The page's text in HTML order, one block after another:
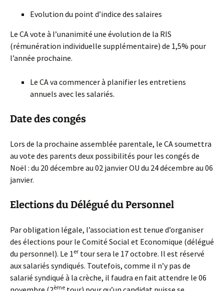
Evolution du point d’indice des salaires
Le CA vote à l’unanimité une évolution de la RIS
(rémunération individuelle supplémentaire) de 1,5% pour
l’année prochaine.
Le CA va commencer à planifier les entretiens
annuels avec les salariés.
Date des congés
Lors de la prochaine assemblée parentale, le CA soumettra
au vote des parents deux possibilités pour les congés de
Noël : du 20 décembre au 02 janvier OU du 24 décembre au 06
janvier.
Elections du Délégué du Personnel
Par obligation légale, l’association est tenue d’organiser
des élections pour le Comité Social et Economique (délégué
du personnel). Le 1er tour sera le 17 octobre. Il est réservé
aux salariés syndiqués. Toutefois, comme il n’y pas de
salarié syndiqué à la crèche, il faudra en fait attendre le 06
ème